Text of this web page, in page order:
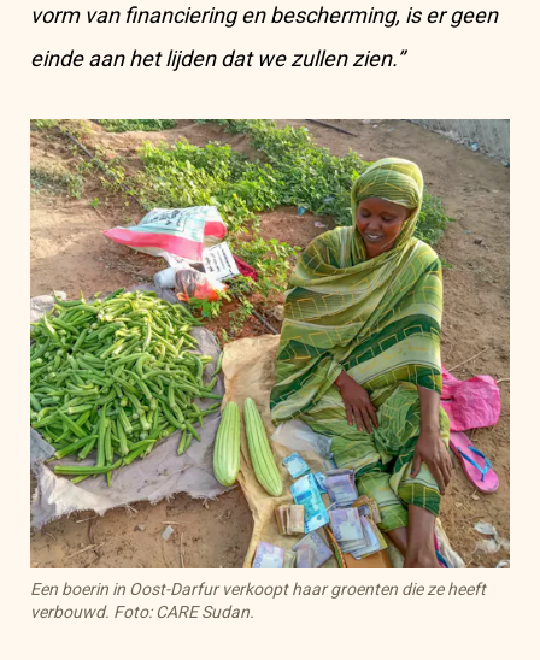
vorm van financiering en bescherming, is er geen
einde aan het lijden dat we zullen zien.”
Een boerin in Oost-Darfur verkoopt haar groenten die ze heeft
verbouwd. Foto: CARE Sudan.